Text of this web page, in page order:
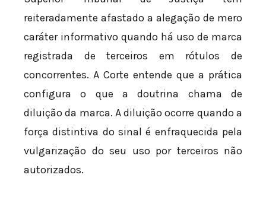
reiteradamente afastado a alegação de mero
caráter informativo quando há uso de marca
registrada de terceiros em rótulos de
concorrentes. A Corte entende que a prática
configura o que a doutrina chama de
diluição da marca. A diluição ocorre quando a
força distintiva do sinal é enfraquecida pela
vulgarização do seu uso por terceiros não
autorizados.